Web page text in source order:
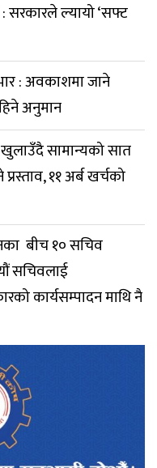
ल्यायो ‘सफ्ट
: अवकाशमा जाने
अनुमान
सामान्यको सात
११ अर्ब खर्चको
बीच १० सचिव
सचिवलाई
कार्यसम्पादन माथि नै